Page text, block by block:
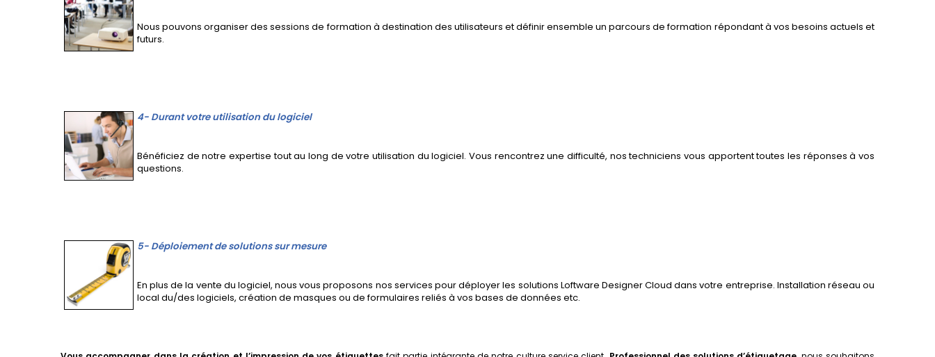
Nous pouvons organiser des sessions de formation à destination des utilisateurs et définir ensemble un parcours de formation répondant à vos besoins actuels et
futurs.
4- Durant votre utilisation du logiciel
Bénéficiez de notre expertise tout au long de votre utilisation du logiciel. Vous rencontrez une difficulté, nos techniciens vous apportent toutes les réponses à vos
questions.
5- Déploiement de solutions sur mesure
En plus de la vente du logiciel, nous vous proposons nos services pour déployer les solutions Loftware Designer Cloud dans votre entreprise. Installation réseau ou
local du/des logiciels, création de masques ou de formulaires reliés à vos bases de données etc.